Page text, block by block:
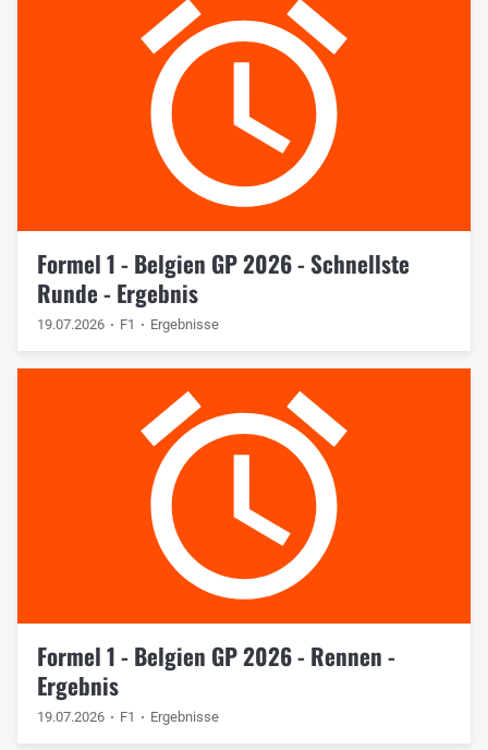
Formel 1 - Belgien GP 2026 - Schnellste
Runde - Ergebnis
19.07.2026 F1 Ergebnisse
Formel 1 - Belgien GP 2026 - Rennen -
Ergebnis
19.07.2026 F1 Ergebnisse